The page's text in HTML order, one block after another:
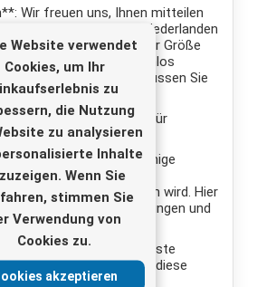
Website verwendet
Cookies, um Ihr
zu
die Nutzung
zu analysieren
Inhalte
Wenn Sie
stimmen Sie
Verwendung von
Cookies zu.
akzeptieren
Wir freuen uns, Ihnen mitteilen
Ihre Bestellung in den Niederlanden
von 1 kg und/oder einer Größe
x 500 x 500 mm kostenlos
Gewicht und die Form müssen Sie
Geld zu sparen.
Rückgabebedingungen für
stellen wir fest, dass einige
können, dass Ihr
oder zurückgegeben wird. Hier
Punkte für alle Stornierungen und
Wenn Sie eine geplaatste
möchten, müssen Sie diese
aufgeben.